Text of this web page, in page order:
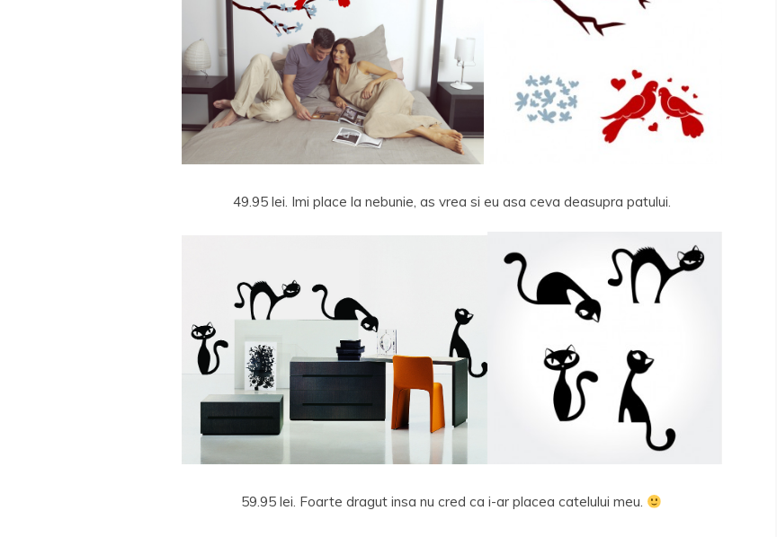
49.95 lei. Imi place la nebunie, as vrea si eu asa ceva deasupra patului.
59.95 lei. Foarte dragut insa nu cred ca i-ar placea catelului meu.